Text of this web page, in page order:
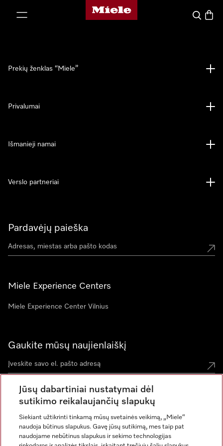
"Miele" pradžios tinklalapis
Paieška
Pardavėjų paieška
Miele Experience Centers
Miele Experience Center Vilnius
Gaukite mūsų naujienlaiškį
Prekių ženklas “Miele”
Privalumai
Išmanieji namai
Verslo partneriai
Jūsų dabartiniai nustatymai dėl
sutikimo reikalaujančių slapukų
Siekiant užtikrinti tinkamą mūsų svetainės veikimą, „Miele“
naudoja būtinus slapukus. Gavę jūsų sutikimą, mes taip pat
naudojame nebūtinus slapukus ir sekimo technologijas